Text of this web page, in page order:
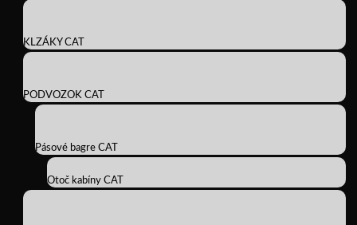
KLZÁKY CAT
PODVOZOK CAT
Pásové bagre CAT
Otoč kabíny CAT